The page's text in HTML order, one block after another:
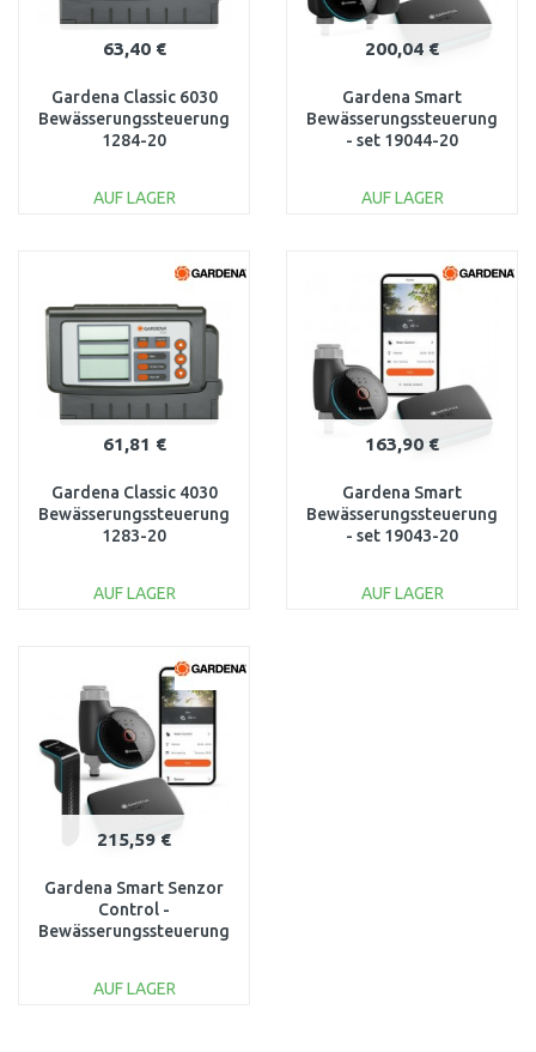
63,40 €
Gardena Classic 6030
Bewässerungssteuerung
1284-20
AUF LAGER
200,04 €
Gardena Smart
Bewässerungssteuerung
- set 19044-20
AUF LAGER
Vergleichen
61,81 €
Gardena Classic 4030
Bewässerungssteuerung
1283-20
AUF LAGER
Vergleichen
163,90 €
Gardena Smart
Bewässerungssteuerung
- set 19043-20
AUF LAGER
215,59 €
Gardena Smart Senzor
Control -
Bewässerungssteuerung
AUF LAGER